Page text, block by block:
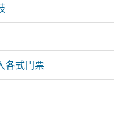
各式門票